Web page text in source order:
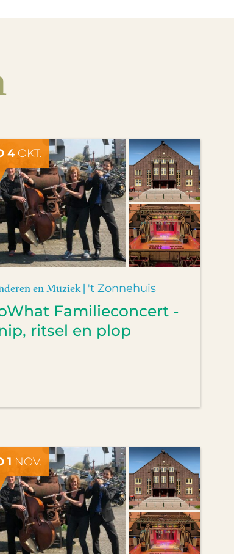
4OKT.
en Muziek | 't Zonnehuis
Familieconcert -
ritsel en plop
1 NOV.